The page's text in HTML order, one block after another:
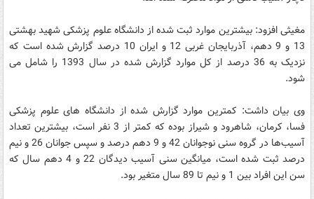
مغیثی افزود: بیشترین موارد ثبت شده از دانشگاه علوم پزشکی شهید بهشتی
13 و 9 دهم، آذربایجان غربی 12 و ایران 10 درصد گزارش شده است که
نزدیک به 36 درصد از کل موارد گزارش شده در سال 1393 را شامل می
شود.
وی بیان داشت: کمترین موارد گزارش شده از دانشگاه های علوم پزشکی
فسا، کرمان، شاهرود و شیراز بوده که کمتر از 3 نفر است، بیشترین تعداد
آسیب‌ها در گروه سنی نوجوانان 42 و 9 دهم درصد و سپس جوانان 26 و نیم
درصد ثبت شده است، میانگین سنی آسیب دیدگان 22 و 4 دهم سال که
سن این افراد بین 1 و نیم تا 89 سال متغیر بود.